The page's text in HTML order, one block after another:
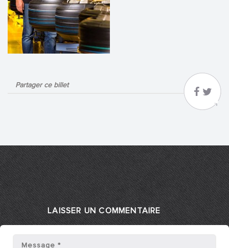
Partager ce billet
LAISSER UN COMMENTAIRE